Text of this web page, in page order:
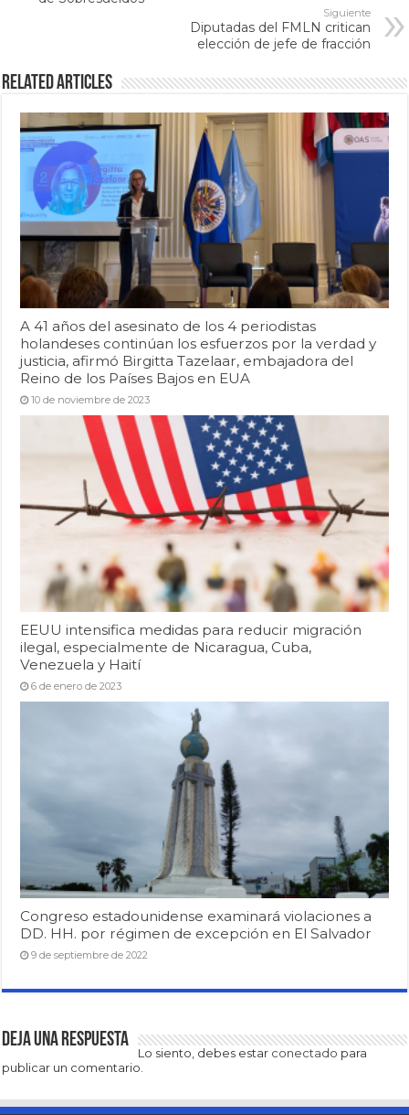
Siguiente
Diputadas del FMLN critican
elección de jefe de fracción
Related Articles
A 41 años del asesinato de los 4 periodistas
holandeses continúan los esfuerzos por la verdad y
justicia, afirmó Birgitta Tazelaar, embajadora del
Reino de los Países Bajos en EUA
10 de noviembre de 2023
EEUU intensifica medidas para reducir migración
ilegal, especialmente de Nicaragua, Cuba,
Venezuela y Haití
6 de enero de 2023
Congreso estadounidense examinará violaciones a
DD. HH. por régimen de excepción en El Salvador
9 de septiembre de 2022
Deja una respuesta
Lo siento, debes estar conectado para
publicar un comentario.